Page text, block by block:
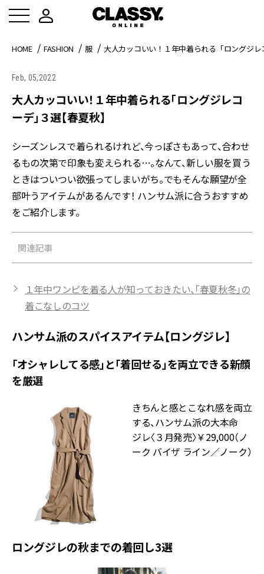
HOME FASHION 服 大人カッコいい！１年中着られる「ロングジ
Feb, 05,2022
大人カッコいい！１年中着られる「ロングジレコ
ーデ」３選【春夏秋】
シーズンレスで着られるけれど、今っぽさもあって、合わせ
るもの次第で印象も変えられる…。なんて、新しい服を買う
ときはついつい欲張ってしまいがち。でもそんな願望が全
部叶うアイテムがあるんです！ ハンサム派に合うおすすめ
をご紹介します。
関連記事
１年中ワンピを着る人が知っておきたい、「春夏秋冬」の
着こなしのコツ
ハンサム派のスパイスアイテム【ロングジレ】
「オシャレしてる感」と「着回せる」を両立できる新顔
を厳選
きちんと感とこなれ感を両立
する、ハンサム派の大本命
ジレ〈３月発売〉￥29,000（ノ
ーク バイザ ライン／ノーク）
ロングジレの秋までの着回し3選